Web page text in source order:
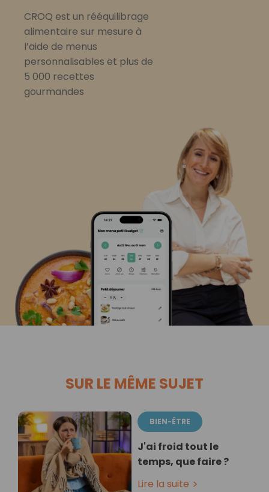
CROQ est un rééquilibrage
alimentaire sur mesure à
l’aide de menus
personnalisables et plus de
5 000 recettes
gourmandes
SUR LE MÊME SUJET
BIEN-ÊTRE
J'ai froid tout le
temps, que faire ?
Lire la suite